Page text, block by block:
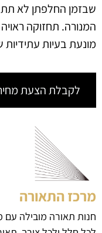
שבזמן החלפתן לא
המנורה. תחזוקה
מונעת בעיות
לקבלת הצעת
מרכז התאורה
חנות תאורה מובילה עם